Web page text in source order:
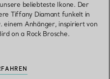
beliebteste Ikone. Der
Tiffany Diamant funkelt in
einem Anhänger, inspiriert von
on a Rock Brosche.